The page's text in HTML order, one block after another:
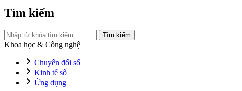
Tìm kiếm
Tìm kiếm
Khoa học & Công nghệ
Chuyển đổi số
Kinh tế số
Ứng dụng